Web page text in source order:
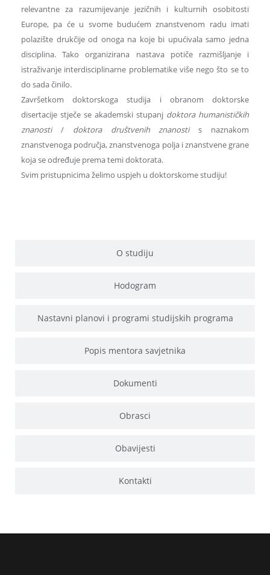
O studiju
Hodogram
Nastavni planovi i programi studijskih programa
Popis mentora savjetnika
Dokumenti
Obrasci
Obavijesti
Kontakti
relevantne za razumijevanje jezičnih i kulturnih osobitosti
Europe, pa će u svome budućem znanstvenom radu imati
polazište drukčije od onoga na koje bi upućivala samo jedna
disciplina. Tako organizirana nastava potiče razmišljanje i
istraživanje interdisciplinarne problematike više nego što se to
do sada činilo.
Završetkom doktorskoga studija i obranom doktorske
disertacije stječe se akademski stupanj doktora humanističkih
znanosti / doktora društvenih znanostis naznakom
znanstvenoga područja, znanstvenoga polja i znanstvene grane
koja se određuje prema temi doktorata.
Svim pristupnicima želimo uspjeh u doktorskome studiju!